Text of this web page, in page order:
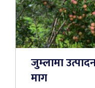
जुम्लामा
माग